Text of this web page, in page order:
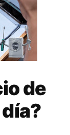
de